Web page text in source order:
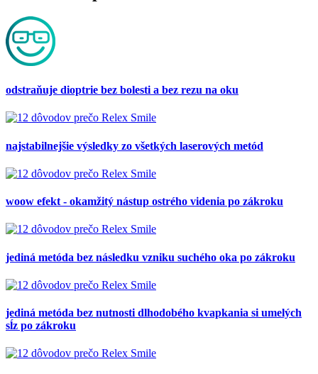
odstraňuje dioptrie bez bolesti a bez rezu na oku
najstabilnejšie výsledky zo všetkých laserových metód
woow efekt - okamžitý nástup ostrého videnia po zákroku
jediná metóda bez následku vzniku suchého oka po zákroku
jediná metóda bez nutnosti dlhodobého kvapkania si umelých
sĺz po zákroku